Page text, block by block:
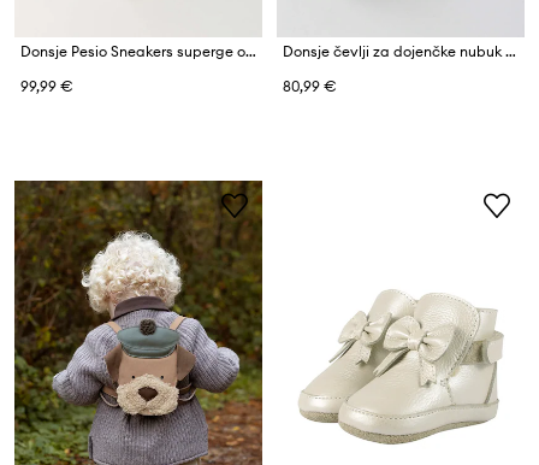
Donsje Pesio Sneakers superge otroške nubukove
99,99 €
Donsje čevlji za dojenčke nubuk Kapi Exclusive Booties Raccoon
80,99 €